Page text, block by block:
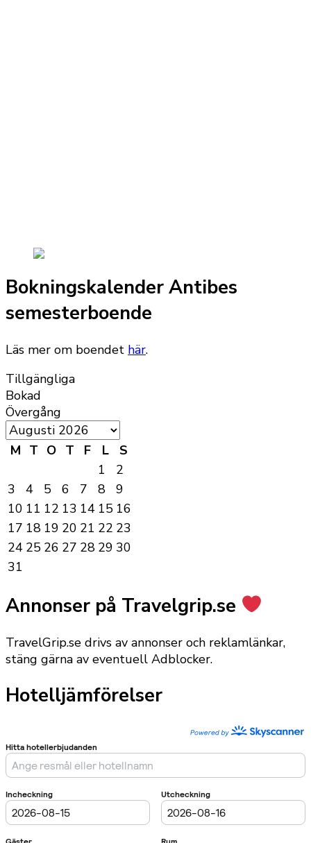
Bokningskalender Antibes
semesterboende
Läs mer om boendet här.
Tillgängliga
Bokad
Övergång
M T O T F L
S
1
2
3
4 5 6 7 8
9
10 11 12 13 14 15 16
17 18 19 20 21 22 23
24 25 26 27 28 29 30
31
Annonser på Travelgrip.se
TravelGrip.se drivs av annonser och reklamlänkar,
stäng gärna av eventuell Adblocker.
Hotelljämförelser